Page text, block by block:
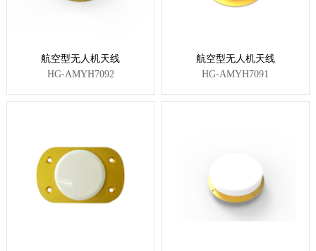
航空型无人机天线
HG-AMYH7092
航空型无人机天线
HG-AMYH7091